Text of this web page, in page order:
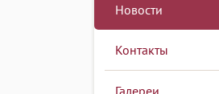
Новости
Контакты
Галереи